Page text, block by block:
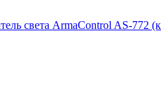
света ArmaControl AS-772